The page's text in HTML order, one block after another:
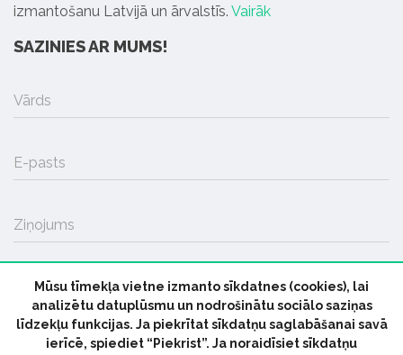
izmantošanu Latvijā un ārvalstīs. Vairāk
SAZINIES AR MUMS!
Vārds
E-pasts
Ziņojums
SŪTĪT
Mūsu tīmekļa vietne izmanto sīkdatnes (cookies), lai
analizētu datuplūsmu un nodrošinātu sociālo saziņas
līdzekļu funkcijas. Ja piekrītat sīkdatņu saglabāšanai savā
ierīcē, spiediet “Piekrist”. Ja noraidīsiet sīkdatņu